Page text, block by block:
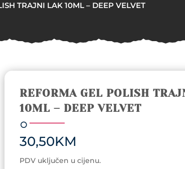
TRAJNI LAK 10ML – DEEP VELVET
REFORMA GEL POLISH
10ML – DEEP VELVET
30,50KM
PDV uključen u cijenu.